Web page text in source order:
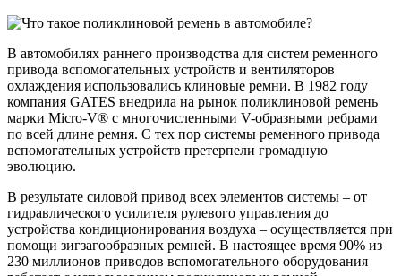
В автомобилях раннего производства для систем ременного
привода вспомогательных устройств и вентиляторов
охлаждения использовались клиновые ремни. В 1982 году
компания GATES внедрила на рынок поликлиновой ремень
марки Micro-V® с многочисленными V-образными ребрами
по всей длине ремня. С тех пор системы ременного привода
вспомогательных устройств претерпели громадную
эволюцию.
В результате силовой привод всех элементов системы – от
гидравлического усилителя рулевого управления до
устройства кондиционирования воздуха – осуществляется при
помощи зигзагообразных ремней. В настоящее время 90% из
230 миллионов приводов вспомогательного оборудования